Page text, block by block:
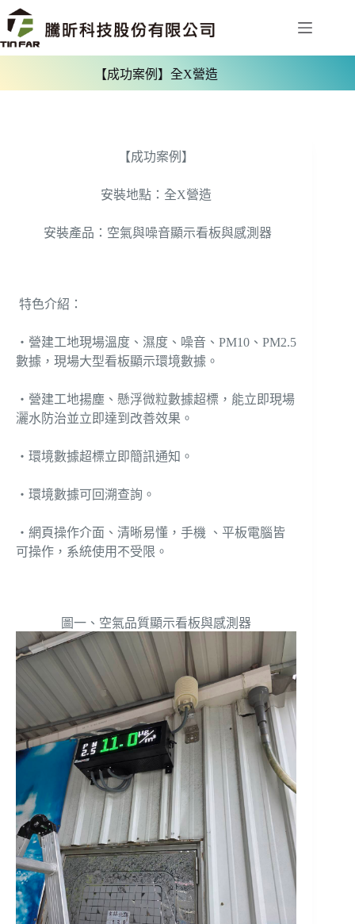
【成功案例】全X營造
【成功案例】
安裝地點：全X營造
安裝產品：空氣與噪音顯示看板與感測器
特色介紹：
‧營建工地現場溫度、濕度、噪音、PM10、PM2.5
數據，現場大型看板顯示環境數據。
‧營建工地揚塵、懸浮微粒數據超標，能立即現場
灑水防治並立即達到改善效果。
‧環境數據超標立即簡訊通知。
‧環境數據可回溯查詢。
‧網頁操作介面、清晰易懂，手機 、平板電腦皆
可操作，系統使用不受限。
圖一、空氣品質顯示看板與感測器